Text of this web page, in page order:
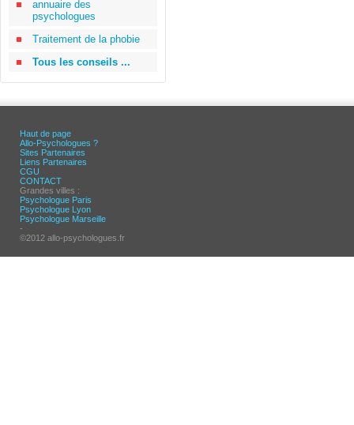
annuaire des
psychologues
Traitement de la phobie
Tous les conseils ...
Haut de page
Allo-Psychologues ?
Sites Partenaires
Liens Partenaires
CGU
CONTACT
Grandes villes :
Psychologue Paris
Psychologue Lyon
Psychologue Marseille
-
©2012 allo-psychologues.fr